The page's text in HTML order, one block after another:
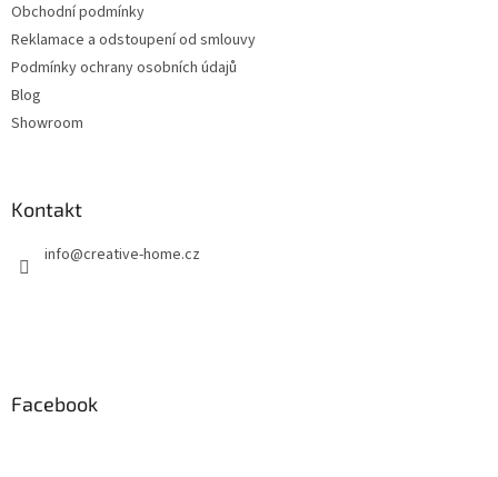
Obchodní podmínky
Reklamace a odstoupení od smlouvy
Podmínky ochrany osobních údajů
Blog
Showroom
Kontakt
info@creative-home.cz
Facebook